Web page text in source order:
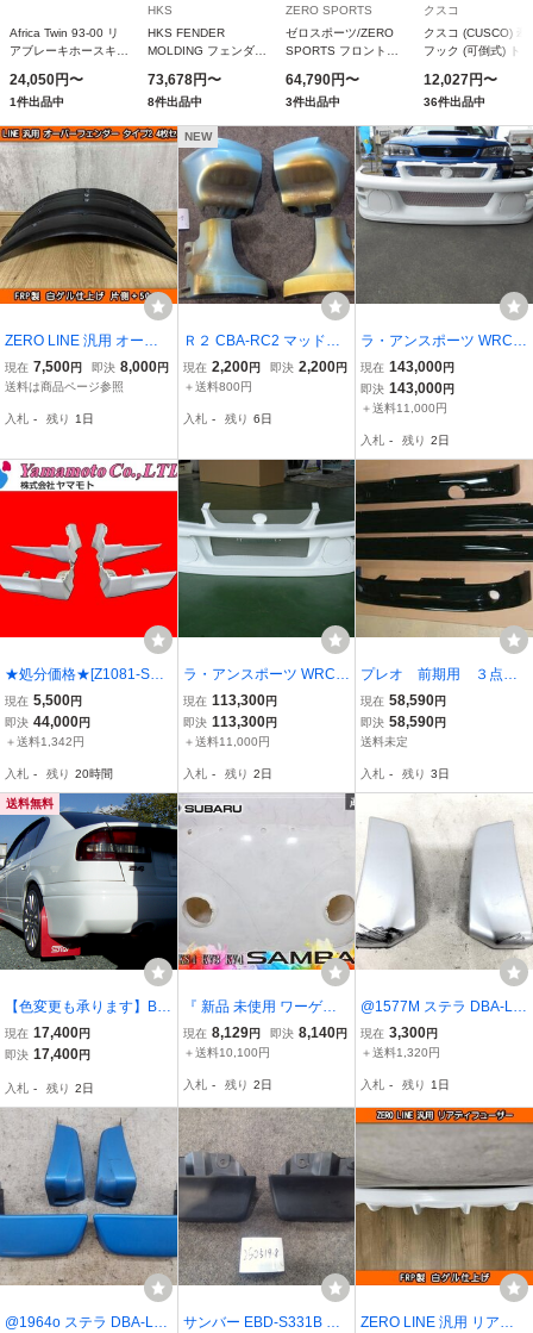
Africa Twin 93-00 リ
アブレーキホースキッ
リア SWAGE-LINE 長
さ変更可能
24,050円〜
1件出品中
HKS
HKS FENDER
MOLDING フェンダー
GR86 ZN8 FA24
21/09- 53004-AT042
73,678円〜
8件出品中
ZERO SPORTS
ゼロスポーツ/ZERO
SPORTS フロントリ
ド 0101037 スバル
レヴォーグ VM4/VMG
アプライドA〜C
2014年06月〜
64,790円〜
3件出品中
クスコ
クスコ (CUSCO) 牽
フック (可倒式) トヨ
965-017-F
12,027円〜
36件出品中
ZERO LINE 汎用 オーバ
ーフェンダー タイプ2 4枚
50mm TV1 KV3 サンバー
M900F ジャスティ XEAM
現在 7,500円 即決 8,000円
送料は商品ページ参照
入札 - 残り 1日
NEW
Ｒ２ CBA-RC2 マッドガ
ード(セット) 同梱不可 即
決品
現在 2,200円 即決 2,200円
＋送料800円
入札 - 残り 6日
ラ・アンスポーツ WRC C
USTOM 22Bタイプ ワイ
ドボディキット補修用 フ
ロントバンパーのみ FRP
現在 143,000円
即決 143,000円
＋送料11,000円
入札 - 残り 2日
★処分価格★[Z1081-S14]
エクシーガ YA9 純正 エア
ロスプラッシュ マッドガ
ード 泥除け 37J/白パール
A5 YAM
現在 5,500円
即決 44,000円
＋送料1,342円
入札 - 残り 20時間
ラ・アンスポーツ WRC C
USTOM 98年タイプ ワイ
ドボディキット補修用 フ
ロントバンパーのみ FRP
現在 113,300円
即決 113,300円
＋送料11,000円
入札 - 残り 2日
プレオ 前期用 ３点キ
ット 特別割引！！
現在 58,590円
即決 58,590円
送料未定
入札 - 残り 3日
送料無料
【色変更も承ります】BE/
BH型レガシィ(BE5・BH
5)用マッドフラップ(マッ
STi互換品【全国送料0
円】Legacy/レガシー
現在 17,400円
即決 17,400円
入札 - 残り 2日
『 新品 未使用 ワーゲン
バス仕様 』 SUBARU サ
ンバー KS3 / KS4 / KV3/ K
ロ フロントパネル / フロ
ントマスク
現在 8,129円 即決 8,140円
＋送料10,100円
入札 - 残り 2日
@1577M ステラ DBA-LA
150F マッドガード 純正
前期 08411-K2028 I3
現在 3,300円
＋送料1,320円
入札 - 残り 1日
@1964o ステラ DBA-LA1
サンバー EBD-S331B マ
ZERO LINE 汎用 リアデ